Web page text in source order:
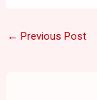
← Previous Post